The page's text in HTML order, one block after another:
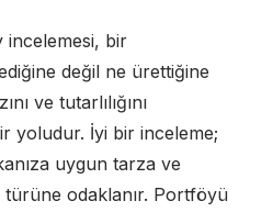
bir
değil ne ürettiğine
ve tutarlılığını
yoludur. İyi bir inceleme;
uygun tarza ve
türüne odaklanır. Portföyü